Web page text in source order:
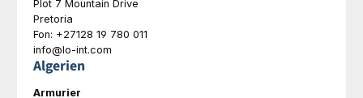
Plot 7 Mountain Drive
Pretoria
Fon: +27128 19 780 011
info@lo-int.com
Algerien
Armurier